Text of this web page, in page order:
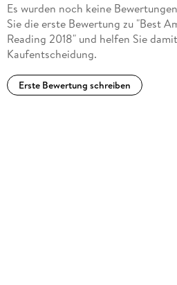
Es wurden noch keine
Sie die erste Bewertung zu "Best
Reading 2018" und helfen Sie
Kaufentscheidung.
Erste Bewertung schreiben